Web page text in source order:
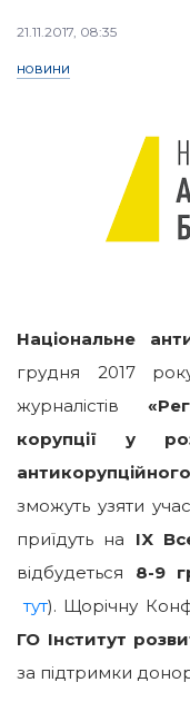
21.11.2017, 08:35
НОВИНИ
Національне
грудня 2017
журналістів
корупції у
зможуть узяти
приїдуть на IX
відбудеться 8-9
тут). Щорічну
ГО Інститут
за підтримки